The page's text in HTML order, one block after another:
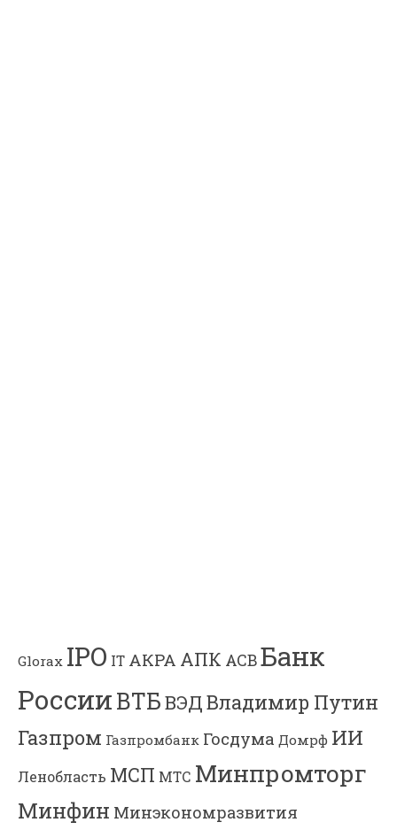
Glorax IPO IT АКРА АПК АСВБанк
РоссииВТБВЭДВладимир Путин
Газпром Газпромбанк Госдума Домрф ИИ
Ленобласть МСП МТС Минпромторг
Минфин Минэкономразвития